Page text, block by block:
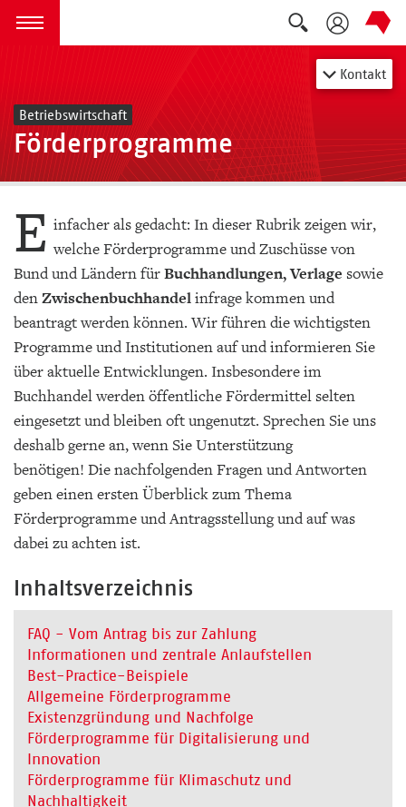
zum Inhalt springen
Menü öffnen
Suche
Kontakt
Betriebswirtschaft
Förderprogramme
E infacher als gedacht: In dieser Rubrik zeigen wir,
welche Förderprogramme und Zuschüsse von
Bund und Ländern fürBuchhandlungen,Verlage sowie
denZwischenbuchhandelinfrage kommen und
beantragt werden können. Wir führen die wichtigsten
Programme und Institutionen auf und informieren Sie
über aktuelle Entwicklungen. Insbesondere im
Buchhandel werden öffentliche Fördermittel selten
eingesetzt und bleiben oft ungenutzt. Sprechen Sie uns
deshalb gerne an, wenn Sie Unterstützung
benötigen! Die nachfolgenden Fragen und Antworten
geben einen ersten Überblick zum Thema
Förderprogramme und Antragsstellung und auf was
dabei zu achten ist.
Inhaltsverzeichnis
FAQ - Vom Antrag bis zur Zahlung
Informationen und zentrale Anlaufstellen
Best-Practice-Beispiele
Allgemeine Förderprogramme
Existenzgründung und Nachfolge
Förderprogramme für Digitalisierung und
Innovation
Förderprogramme für Klimaschutz und
Nachhaltigkeit